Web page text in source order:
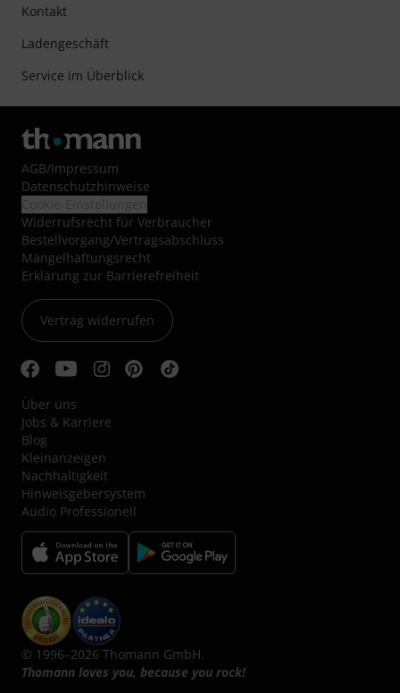
Kontakt
Ladengeschäft
Service im Überblick
AGB/Impressum
Datenschutzhinweise
Widerrufsrecht für Verbraucher
Bestellvorgang/Vertragsabschluss
Mängelhaftungsrecht
Erklärung zur Barrierefreiheit
Vertrag widerrufen
Über uns
Jobs & Karriere
Blog
Kleinanzeigen
Nachhaltigkeit
Hinweisgebersystem
Audio Professionell
© 1996–2026 Thomann GmbH.
Thomann loves you, because you rock!